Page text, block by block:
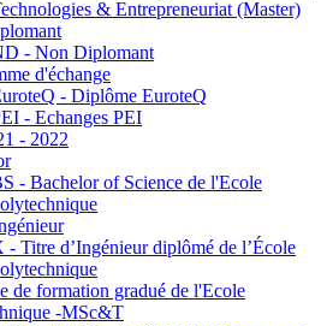
& Entrepreneuriat (Master)
- Non Diplomant
d'échange
- Diplôme EuroteQ
- Echanges PEI
- 2022
- Bachelor of Science de l'Ecole
- Titre d’Ingénieur diplômé de l’École
de formation gradué de l'Ecole
-MSc&T